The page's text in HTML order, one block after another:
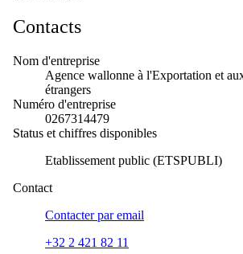
Contacts
Nom d'entreprise
Agence wallonne à l'Exportation et
étrangers
Numéro d'entreprise
0267314479
Status et chiffres disponibles
Etablissement public (ETSPUBLI)
Contact
Contacter par email
+32 2 421 82 11